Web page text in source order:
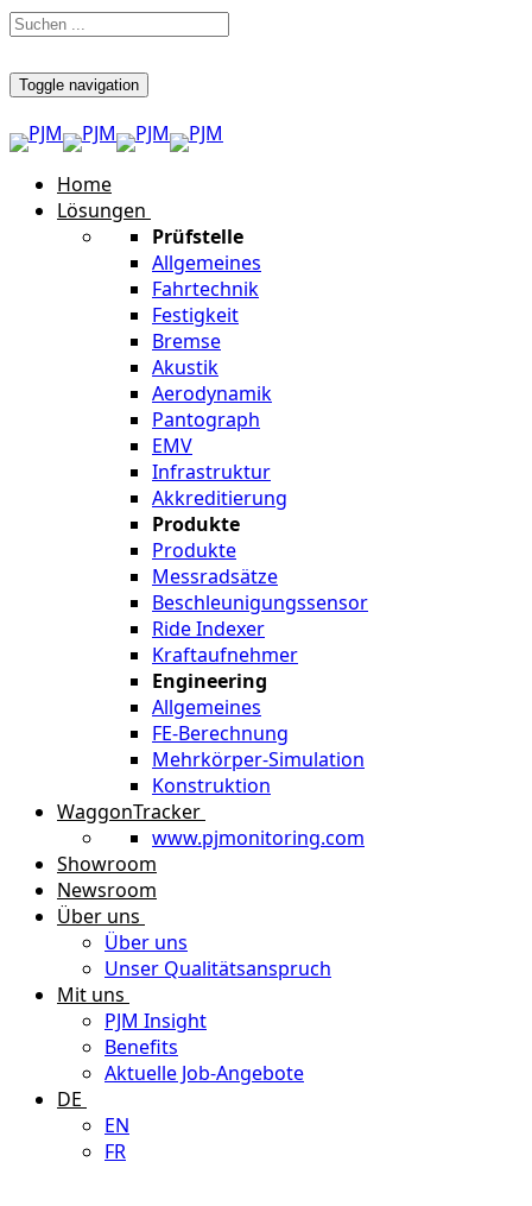
Toggle navigation
Home
Lösungen
Prüfstelle
Allgemeines
Fahrtechnik
Festigkeit
Bremse
Akustik
Aerodynamik
Pantograph
EMV
Infrastruktur
Akkreditierung
Produkte
Produkte
Messradsätze
Beschleunigungssensor
Ride Indexer
Kraftaufnehmer
Engineering
Allgemeines
FE-Berechnung
Mehrkörper-Simulation
Konstruktion
WaggonTracker
www.pjmonitoring.com
Showroom
Newsroom
Über uns
Über uns
Unser Qualitätsanspruch
Mit uns
PJM Insight
Benefits
Aktuelle Job-Angebote
DE
EN
FR